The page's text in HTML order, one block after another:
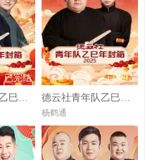
20240606 20240611
20240618 20240619
20240626 20240627
20240704 20240709
20240719 20240723
20240924 20240925
20241002 20241003
20241015 20241016
20241023 20241024
20241031 20241105
20231214 20231219
20231226 20231227
2020103 20240104
202401111 20240116
20240123 20240124
20240206 20240207
已完结
德云社联合队乙巳年封箱2025
已完结
德云社青年队乙巳年封箱2025
杨鹤通